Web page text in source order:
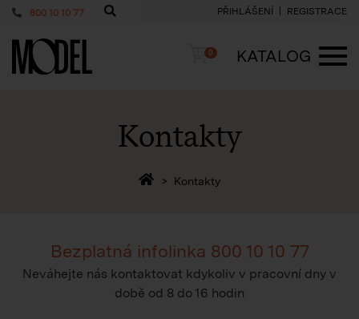
800 10 10 77 PŘIHLÁŠENÍ REGISTRACE
PackShop Košík
0
KATALOG
Kontakty
Zpět na homepage
Kontakty
Bezplatná infolinka 800 10 10 77
Neváhejte nás kontaktovat kdykoliv v pracovní dny v
době od 8 do 16 hodin